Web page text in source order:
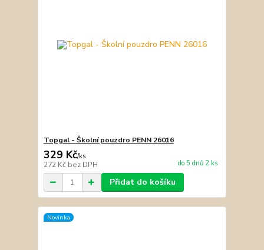
Topgal - Školní pouzdro PENN 26016
329 Kč/ks
272 Kč bez DPH do 5 dnů 2 ks
Přidat do košíku
Novinka